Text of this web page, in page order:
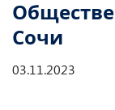
Сочи
03.11.2023